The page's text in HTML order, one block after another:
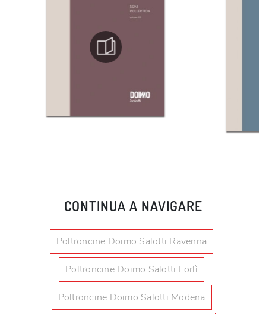
CONTINUA A NAVIGARE
Poltroncine Doimo Salotti Ravenna
Poltroncine Doimo Salotti Forlì
Poltroncine Doimo Salotti Modena